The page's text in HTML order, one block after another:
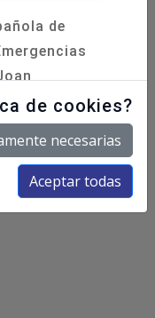
de
| Tel.
|AVISO
de cookies?
necesarias
Aceptar todas